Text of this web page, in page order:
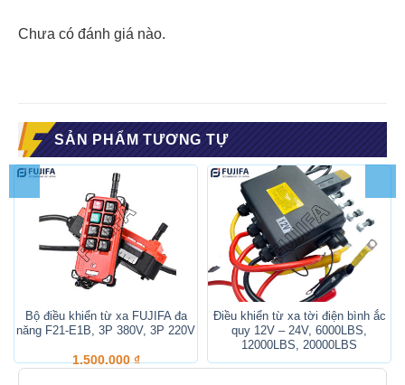
Chưa có đánh giá nào.
SẢN PHẨM TƯƠNG TỰ
Bộ điều khiển từ xa FUJIFA đa
năng F21-E1B, 3P 380V, 3P 220V
1.500.000₫
Điều khiển từ xa tời điện bình ắc
quy 12V – 24V, 6000LBS,
12000LBS, 20000LBS